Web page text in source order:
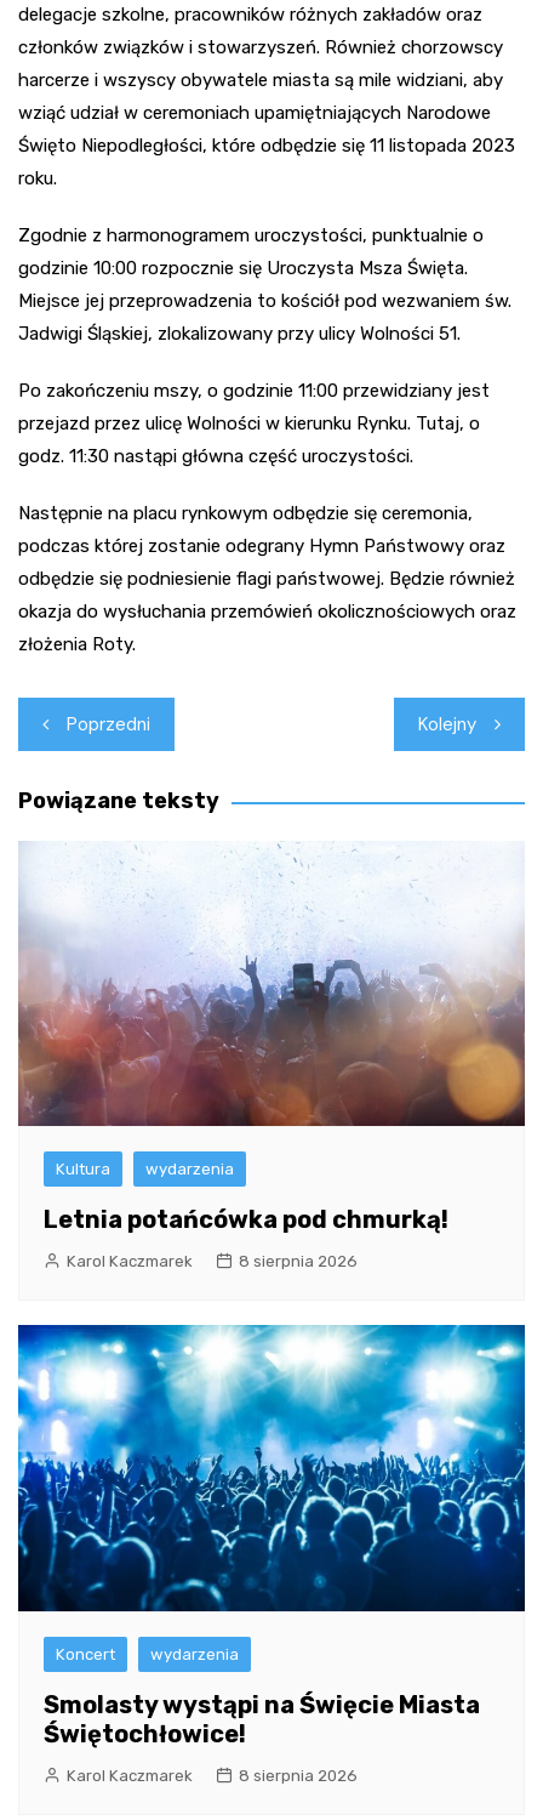
delegacje szkolne, pracowników różnych zakładów oraz
członków związków i stowarzyszeń. Również chorzowscy
harcerze i wszyscy obywatele miasta są mile widziani, aby
wziąć udział w ceremoniach upamiętniających Narodowe
Święto Niepodległości, które odbędzie się 11 listopada 2023
roku.
Zgodnie z harmonogramem uroczystości, punktualnie o
godzinie 10:00 rozpocznie się Uroczysta Msza Święta.
Miejsce jej przeprowadzenia to kościół pod wezwaniem św.
Jadwigi Śląskiej, zlokalizowany przy ulicy Wolności 51.
Po zakończeniu mszy, o godzinie 11:00 przewidziany jest
przejazd przez ulicę Wolności w kierunku Rynku. Tutaj, o
godz. 11:30 nastąpi główna część uroczystości.
Następnie na placu rynkowym odbędzie się ceremonia,
podczas której zostanie odegrany Hymn Państwowy oraz
odbędzie się podniesienie flagi państwowej. Będzie również
okazja do wysłuchania przemówień okolicznościowych oraz
złożenia Roty.
Nawigacja
wpisu
Poprzedni Kolejny
Powiązane teksty
Kultura wydarzenia
Letnia potańcówka pod chmurką!
Karol Kaczmarek 8 sierpnia 2026
Koncert wydarzenia
Smolasty wystąpi na Święcie Miasta
Świętochłowice!
Karol Kaczmarek 8 sierpnia 2026